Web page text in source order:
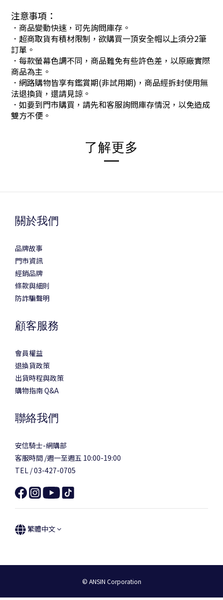
注意事項：
．商品變動快速，可先詢問庫存。
．超商取貨有積材限制，欲購買一頂安全帽以上須分2筆
訂單。
．每款螢幕色調不同，商品難免有些許色差，以原廠實際
商品為主。
．網路購物皆享有鑑賞期(非試用期)，商品經拆封使用無
法退換貨，還請見諒。
．如要到門市購買，請先和客服詢問庫存情況，以免造成
雙方不便。
了解更多
關於我們
品牌故事
門市資訊
經銷品牌
條款與細則
防詐騙聲明
顧客服務
會員權益
退換貨政策
出貨時程與政策
購物指南 Q&A
聯絡我們
安信騎士-網購部
客服時間 /週一至週五 10:00-19:00
TEL / 03-427-0705
繁體中文
© ANSIN Corporation